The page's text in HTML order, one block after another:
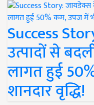
Success
उत्पादों से
लागत हुई
शानदार वृद्धि!